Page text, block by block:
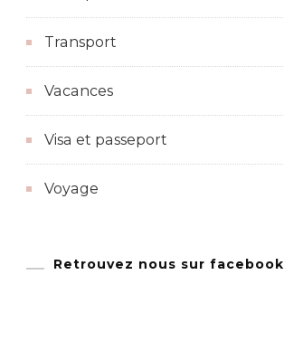
Transport
Vacances
Visa et passeport
Voyage
Retrouvez nous sur facebook